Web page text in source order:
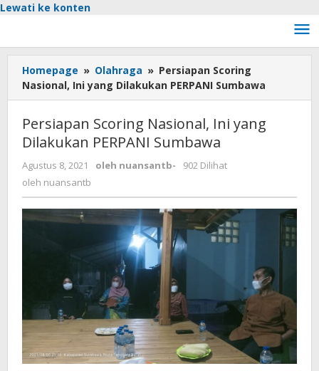
Lewati ke konten
Homepage » Olahraga » Persiapan Scoring
Nasional, Ini yang Dilakukan PERPANI Sumbawa
Persiapan Scoring Nasional, Ini yang
Dilakukan PERPANI Sumbawa
Agustus 8, 2021 oleh nuansantb-
902 Dilihat
oleh nuansantb